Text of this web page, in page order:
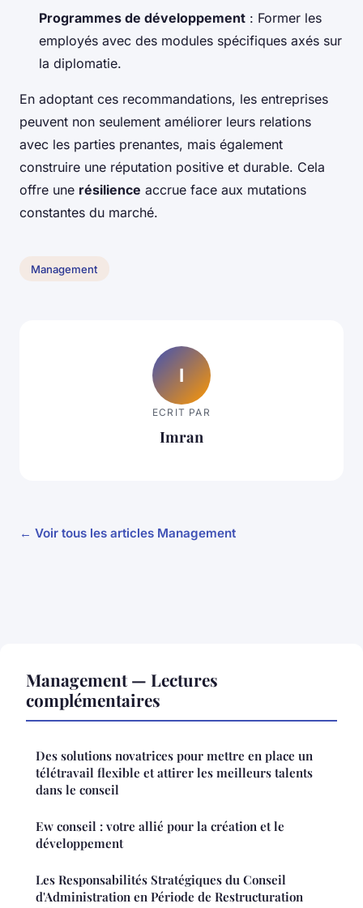
Programmes de développement : Former les
employés avec des modules spécifiques axés sur
la diplomatie.
En adoptant ces recommandations, les entreprises
peuvent non seulement améliorer leurs relations
avec les parties prenantes, mais également
construire une réputation positive et durable. Cela
offre une résilience accrue face aux mutations
constantes du marché.
Management
I
ECRIT PAR
Imran
← Voir tous les articles Management
Management — Lectures
complémentaires
Des solutions novatrices pour mettre en place un
télétravail flexible et attirer les meilleurs talents
dans le conseil
Ew conseil : votre allié pour la création et le
développement
Les Responsabilités Stratégiques du Conseil
d'Administration en Période de Restructuration